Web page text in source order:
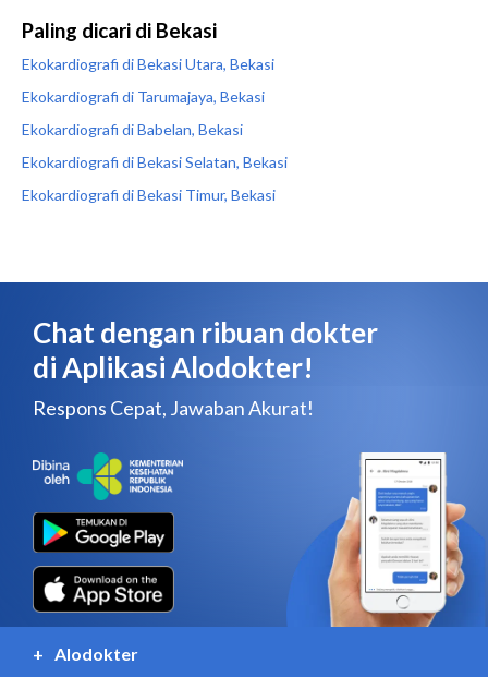
Paling dicari di Bekasi
Ekokardiografi di Bekasi Utara, Bekasi
Ekokardiografi di Tarumajaya, Bekasi
Ekokardiografi di Babelan, Bekasi
Ekokardiografi di Bekasi Selatan, Bekasi
Ekokardiografi di Bekasi Timur, Bekasi